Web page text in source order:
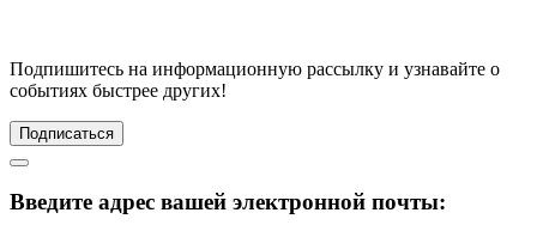
Подпишитесь на информационную рассылку и узнавайте о
событиях быстрее других!
Подписаться
Введите адрес вашей электронной почты: